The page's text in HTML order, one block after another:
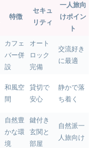
特徴
セキュ
リティ
一人旅向
けポイン
ト
カフェ
バー併
設
オート
ロック
完備
交流好き
に最適
和風空
間
貸切で
安心
静かで落
ち着く
自然豊
かな環
境
鍵付き
玄関と
部屋
自然派一
人旅向け